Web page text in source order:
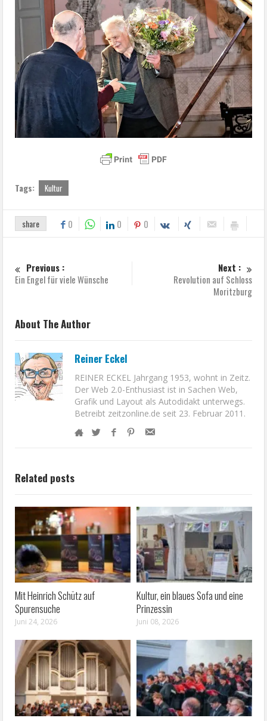
Tags: Kultur
share 0 0 0
Previous :
Ein Engel für viele Wünsche
Next :
Revolution auf Schloss
Moritzburg
About The Author
Reiner Eckel
REINER ECKEL Jahrgang 1953, wohnt in Zeitz.
Der Web 2.0-Enthusiast ist in Sachen Web,
Grafik und Layout als Autodidakt unterwegs.
Betreibt zeitzonline.de seit 23. Februar 2011.
Related posts
Mit Heinrich Schütz auf
Spurensuche
Juni 24, 2026
Kultur, ein blaues Sofa und eine
Prinzessin
Juni 08, 2026